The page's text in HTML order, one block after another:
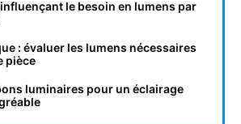
le besoin en lumens par
: évaluer les lumens nécessaires
pièce
luminaires pour un éclairage